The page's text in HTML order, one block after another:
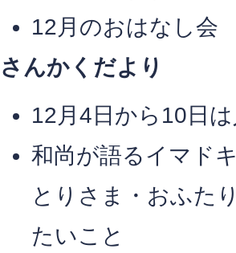
12月のおはなし会
さんかくだより
12月4日から10日
和尚が語るイマド
とりさま・おふた
たいこと